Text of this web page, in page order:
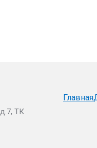
ТК
Главная